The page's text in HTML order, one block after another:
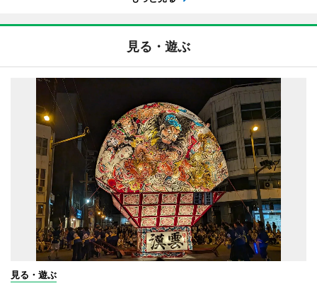
見る・遊ぶ
見る・遊ぶ